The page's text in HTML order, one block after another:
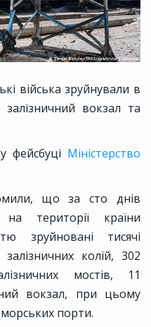
війська зруйнували в
вокзал та
Міністерство
що за сто днів
території країни
зруйновані тисячі
колій, 302
мостів, 11
вокзал, при цьому
порти.